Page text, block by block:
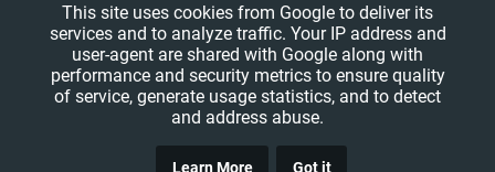
This site uses cookies from Google to deliver its
services and to analyze traffic. Your IP address and
user-agent are shared with Google along with
performance and security metrics to ensure quality
of service, generate usage statistics, and to detect
and address abuse.